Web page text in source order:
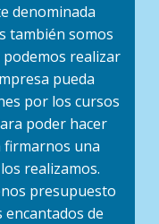
denominada
también somos
realizar
pueda
por los cursos
poder hacer
firmarnos una
realizamos.
presupuesto
encantados de